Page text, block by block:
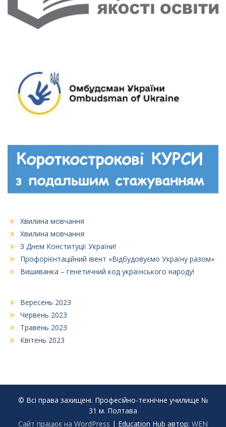
Хвилина мовчання
Хвилина мовчання
З Днем Конституції України!
Профорієнтаційний івент «Відбудовуємо Україну разом»
Вишиванка – генетичний код українського народу!
Вересень 2023
Червень 2023
Травень 2023
Квітень 2023
© Всі права захищені. Професійно-технічне училище №
31 м. Полтава
Сайт працює на WordPress | Education Hub автор: WEN